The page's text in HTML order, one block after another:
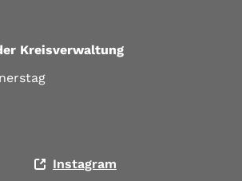
Kreisverwaltung
Instagram